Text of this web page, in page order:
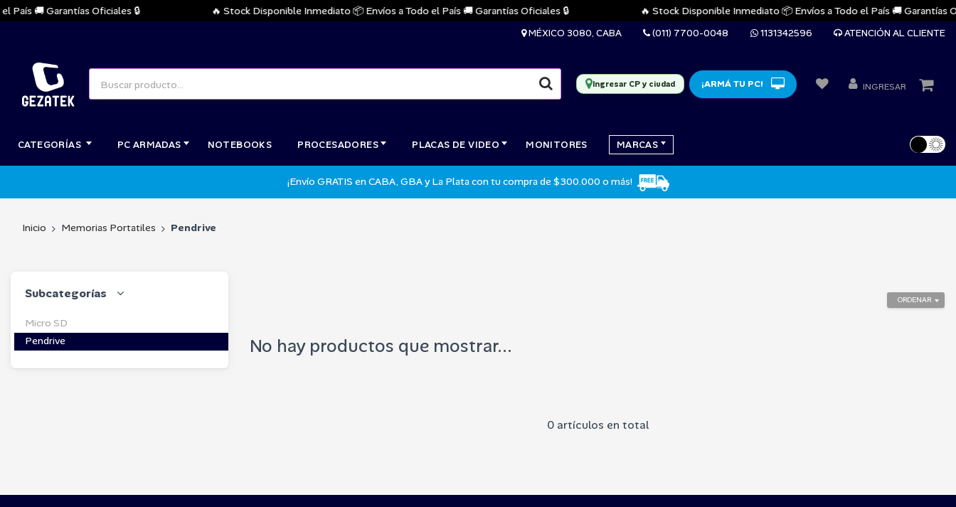
🚚 Garantías Oficiales 🔒 🔥 Stock Disponible Inmediato 📦 Envíos a Todo el País 🚚 Garantías Oficiales 🔒 🔥 Stock Disponible Inmediato 📦 Envíos a Todo el País 🚚 Garantías
MÉXICO 3080, CABA (011) 7700-0048 1131342596 ATENCIÓN AL CLIENTE
Ingresar CP y ciudad ¡ARMÁ TU PC! INGRESAR
CATEGORÍAS PC ARMADAS NOTEBOOKS PROCESADORES PLACAS DE VIDEO MONITORES MARCAS
¡Envío GRATIS en CABA, GBA y La Plata con tu compra de $300.000 o más!
Inicio Memorias Portatiles Pendrive
Subcategorías
Micro SD
Pendrive
ORDENAR
No hay productos que mostrar...
0 artículos en total